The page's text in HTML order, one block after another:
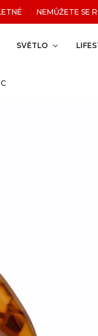
NEMŮŽETE SE
SVĚTLO